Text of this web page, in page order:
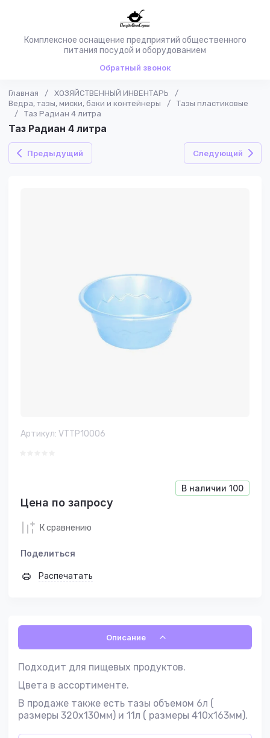
Комплексное оснащение предприятий общественного
питания посудой и оборудованием
Обратный звонок
Главная / ХОЗЯЙСТВЕННЫЙ ИНВЕНТАРЬ
/
Ведра, тазы, миски, баки и контейнеры
/
Тазы пластиковые
/
Таз Радиан 4 литра
Таз Радиан 4 литра
Предыдущий Следующий
Артикул: VTTP10006
В наличии 100
Цена по запросу
К сравнению
Поделиться
Распечатать
Описание
Подходит для пищевых продуктов.
Цвета в ассортименте.
В продаже также есть тазы объемом 6л (
размеры 320х130мм) и 11л ( размеры 410х163мм).